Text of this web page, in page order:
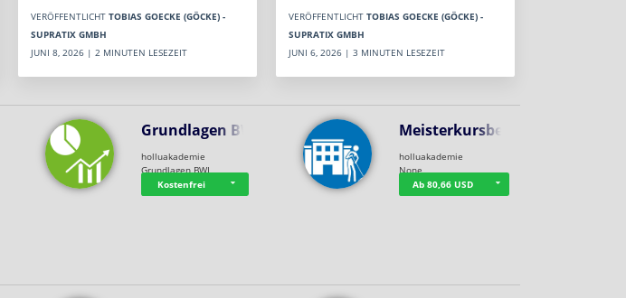
VERÖFFENTLICHT TOBIAS GOECKE (GÖCKE) -
SUPRATIX GMBH
JUNI 8, 2026 | 2 MINUTEN LESEZEIT
VERÖFFENTLICHT TOBIAS GOECKE (GÖCKE) -
SUPRATIX GMBH
JUNI 6, 2026 | 3 MINUTEN LESEZEIT
Grundlagen BWL
holluakademie
Grundlagen BWL
Kostenfrei
Meisterkursbegl…
holluakademie
None
Ab 80,66 USD